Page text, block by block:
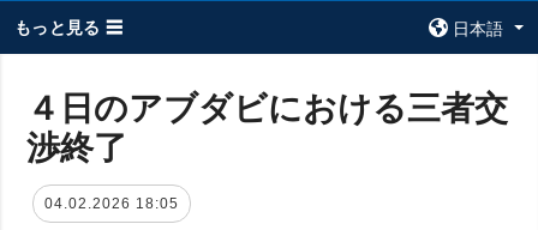
もっと見る ☰
日本語
全てのトピック
被占領地
４日のアブダビにおける三者交
渉終了
04.02.2026 18:05